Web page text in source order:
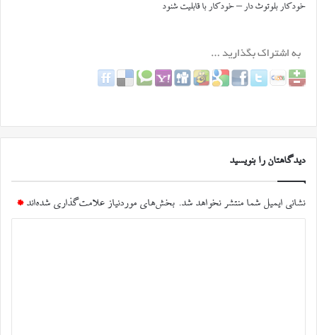
خودکار بلوتوث دار – خودکار با قابلیت شنود
دیدگاهتان را بنویسید
نشانی ایمیل شما منتشر نخواهد شد. بخش‌های موردنیاز علامت‌گذاری شده‌اند *